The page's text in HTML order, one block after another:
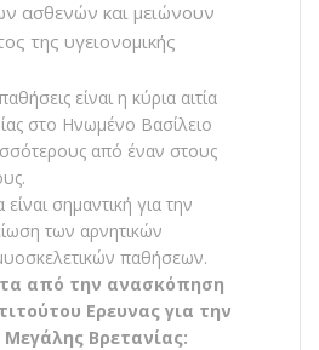
ασθενών και μειώνουν
της υγειονομικής
είναι η κύρια αιτία
στο Ηνωμένο Βασίλειο
από έναν στους
σημαντική για την
των αρνητικών
παθήσεων.
από την ανασκόπηση
Ερευνας για την
Μεγάλης Βρετανίας: